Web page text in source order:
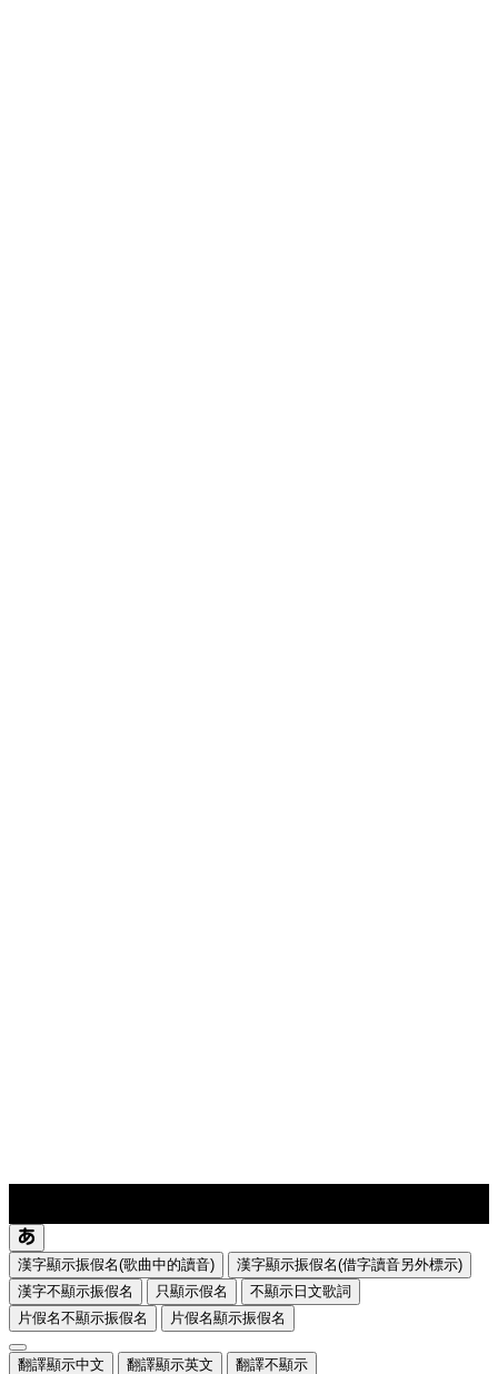
漢字顯示振假名(歌曲中的讀音)
漢字顯示振假名(借字讀音另外標示)
漢字不顯示振假名
只顯示假名
不顯示日文歌詞
片假名不顯示振假名
片假名顯示振假名
翻譯顯示中文 翻譯顯示英文 翻譯不顯示